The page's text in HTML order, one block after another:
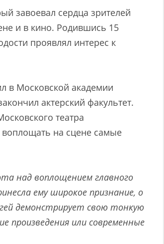
завоевал сердца зрителей
и в кино. Родившись 15
проявлял интерес к
в Московской академии
актерский факультет.
театра
воплощать на сцене самые
над воплощением главного
ему широкое признание, о
демонстрирует свою тонкую
произведения или современные